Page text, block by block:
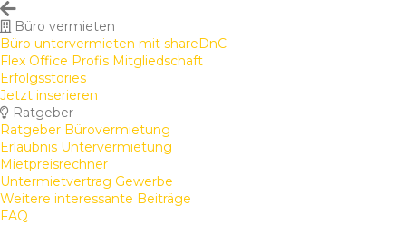
Büro vermieten
Büro untervermieten mit shareDnC
Flex Office Profis Mitgliedschaft
Erfolgsstories
Jetzt inserieren
Ratgeber
Ratgeber Bürovermietung
Erlaubnis Untervermietung
Mietpreisrechner
Untermietvertrag Gewerbe
Weitere interessante Beiträge
FAQ